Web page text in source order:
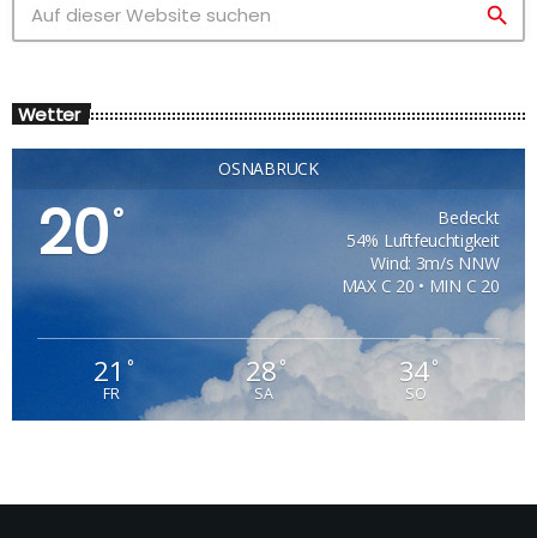
search
Wetter
OSNABRÜCK
20°
Bedeckt
54% Luftfeuchtigkeit
Wind: 3m/s NNW
MAX C 20 • MIN C 20
21 °
FR
28°
SA
34°
SO